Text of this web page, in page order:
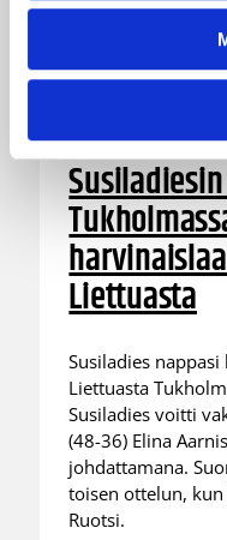
Liettuasta
Susiladies
Liettuasta
Susiladies voitti
(48-36) Elina
johdattamana.
toisen ottelun,
Ruotsi.